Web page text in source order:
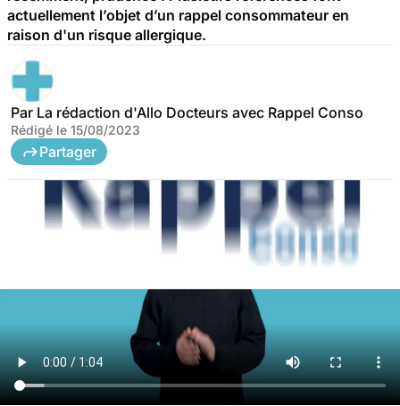
actuellement l’objet d’un rappel consommateur en
raison d'un risque allergique.
Par La rédaction d'Allo Docteurs avec Rappel Conso
Rédigé le 15/08/2023
Partager